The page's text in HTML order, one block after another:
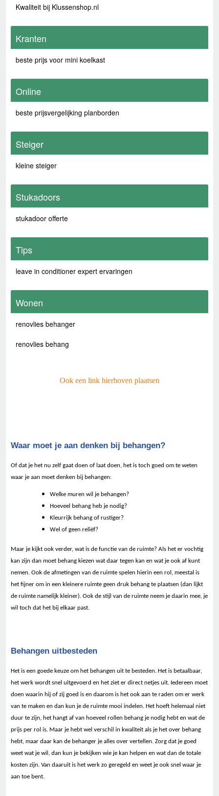
Kwaliteit bij Klussenshop.nl
Kranten
beste prijs voor mini koelkast
Online
beste prijsvergelijking planborden
Steiger
kleine steiger
Stukadoors
stukadoor offerte
Tips
leave in conditioner expert ervaringen
Wonen
renovlies behanger
renovlies behang
Ook een link hierboven plaatsen
Waar moet je aan denken bij behangen?
Of dat je het nu zelf gaat doen of laat doen, het is toch goed om te weten
waar je aan moet denken bij behangen:
Welke muren wil je behangen?
Hoeveel behang heb je nodig?
Kleurrijk behang of rustiger?
Wel of geen reliëf?
Maar je kijkt ook verder, wat is de functie van de ruimte? Als het er vochtig
kan zijn dan moet behang kiezen wat daar tegen kan en wat je ook af kunt
nemen. Ook de afmetingen van de ruimte spelen hierin een rol, meestal is
het fijner om in een kleinere ruimte geen druk behang te plaatsen (dan lijkt
de ruimte namelijk kleiner). Ook de stijl van de ruimte neem je daarin mee, je
wil toch dat het bij elkaar past.
Behangen uitbesteden
Het is een goede keuze om het behangen uit te besteden. Het is betaalbaar,
het werk wordt snel uitgevoerd en het ziet er direct netjes uit. Iedereen moet
doen waarin hij of zij goed is en daarom is het ook aan te raden om er werk
van te maken en dan kun je de ruimte mooi indelen. Het hoeft helemaal niet
duur te zijn, het hangt af van hoeveel rollen behang je nodig hebt en wat de
prijs per rol is. Maar je hebt wel verschil in kwaliteit als je het over behang
hebt, maar daar kan de behanger je alles over vertellen. Zorg dat je goed
weet wat je wil, dan kun je bekijken wie je kan helpen en wat dan de totale
kosten zijn. Van daaruit is het werk zo geregeld en weet je ook snel waar je
aan toe bent.